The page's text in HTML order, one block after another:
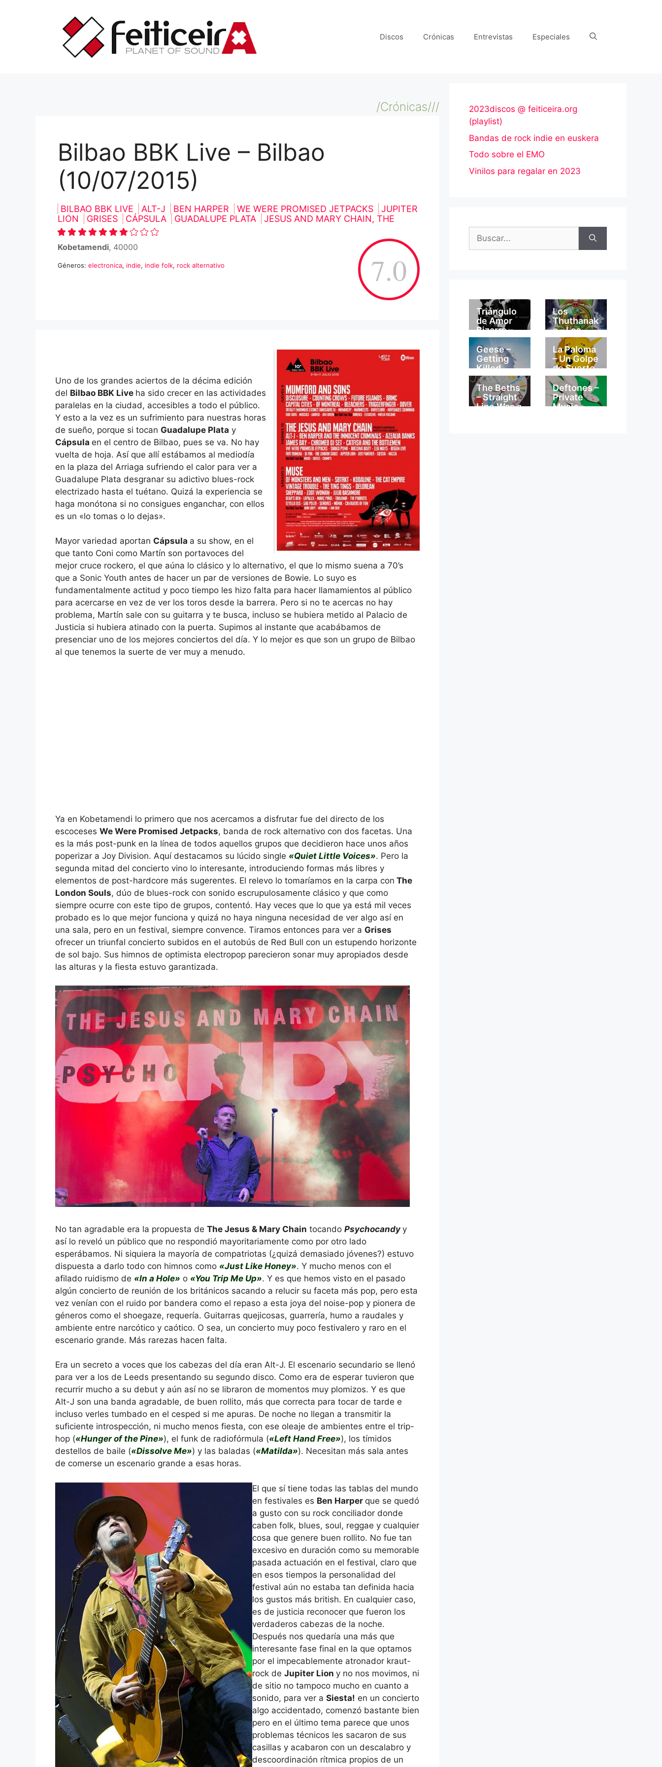
Discos Crónicas Entrevistas Especiales
/Crónicas///
Bilbao BBK Live – Bilbao
(10/07/2015)
BILBAO BBK LIVE ALT-J BEN HARPER WE WERE PROMISED JETPACKS
JUPITER
LION
GRISES CÁPSULA GUADALUPE PLATA JESUS AND MARY CHAIN, THE
7.0
Kobetamendi, 40000
Géneros: electronica, indie, indie folk, rock alternativo
Uno de los grandes aciertos de la décima edición
del Bilbao BBK Live ha sido crecer en las actividades
paralelas en la ciudad, accesibles a todo el público.
Y esto a la vez es un sufrimiento para nuestras horas
de sueño, porque si tocan Guadalupe Plata y
Cápsula en el centro de Bilbao, pues se va. No hay
vuelta de hoja. Así que allí estábamos al mediodía
en la plaza del Arriaga sufriendo el calor para ver a
Guadalupe Plata desgranar su adictivo blues-rock
electrizado hasta el tuétano. Quizá la experiencia se
haga monótona si no consigues enganchar, con ellos
es un «lo tomas o lo dejas».
Mayor variedad aportan Cápsula a su show, en el
que tanto Coni como Martín son portavoces del
mejor cruce rockero, el que aúna lo clásico y lo alternativo, el que lo mismo suena a 70’s
que a Sonic Youth antes de hacer un par de versiones de Bowie. Lo suyo es
fundamentalmente actitud y poco tiempo les hizo falta para hacer llamamientos al público
para acercarse en vez de ver los toros desde la barrera. Pero si no te acercas no hay
problema, Martín sale con su guitarra y te busca, incluso se hubiera metido al Palacio de
Justicia si hubiera atinado con la puerta. Supimos al instante que acabábamos de
presenciar uno de los mejores conciertos del día. Y lo mejor es que son un grupo de Bilbao
al que tenemos la suerte de ver muy a menudo.
Ya en Kobetamendi lo primero que nos acercamos a disfrutar fue del directo de los
escoceses We Were Promised Jetpacks, banda de rock alternativo con dos facetas. Una
es la más post-punk en la línea de todos aquellos grupos que decidieron hace unos años
poperizar a Joy Division. Aquí destacamos su lúcido single «Quiet Little Voices». Pero la
segunda mitad del concierto vino lo interesante, introduciendo formas más libres y
elementos de post-hardcore más sugerentes. El relevo lo tomaríamos en la carpa con The
London Souls, dúo de blues-rock con sonido escrupulosamente clásico y que como
siempre ocurre con este tipo de grupos, contentó. Hay veces que lo que ya está mil veces
probado es lo que mejor funciona y quizá no haya ninguna necesidad de ver algo así en
una sala, pero en un festival, siempre convence. Tiramos entonces para ver a Grises
ofrecer un triunfal concierto subidos en el autobús de Red Bull con un estupendo horizonte
de sol bajo. Sus himnos de optimista electropop parecieron sonar muy apropiados desde
las alturas y la fiesta estuvo garantizada.
No tan agradable era la propuesta de The Jesus & Mary Chain tocando Psychocandyy
así lo reveló un público que no respondió mayoritariamente como por otro lado
esperábamos. Ni siquiera la mayoría de compatriotas (¿quizá demasiado jóvenes?) estuvo
dispuesta a darlo todo con himnos como «Just Like Honey». Y mucho menos con el
afilado ruidismo de «In a Hole» o «You Trip Me Up». Y es que hemos visto en el pasado
algún concierto de reunión de los británicos sacando a relucir su faceta más pop, pero esta
vez venían con el ruido por bandera como el repaso a esta joya del noise-pop y pionera de
géneros como el shoegaze, requería. Guitarras quejicosas, guarrería, humo a raudales y
ambiente entre narcótico y caótico. O sea, un concierto muy poco festivalero y raro en el
escenario grande. Más rarezas hacen falta.
Era un secreto a voces que los cabezas del día eran Alt-J. El escenario secundario se llenó
para ver a los de Leeds presentando su segundo disco. Como era de esperar tuvieron que
recurrir mucho a su debut y aún así no se libraron de momentos muy plomizos. Y es que
Alt-J son una banda agradable, de buen rollito, más que correcta para tocar de tarde e
incluso verles tumbado en el cesped si me apuras. De noche no llegan a transmitir la
suficiente introspección, ni mucho menos fiesta, con ese oleaje de ambientes entre el trip-
hop («Hunger of the Pine»), el funk de radiofórmula («Left Hand Free»), los tímidos
destellos de baile («Dissolve Me») y las baladas («Matilda»). Necesitan más sala antes
de comerse un escenario grande a esas horas.
El que sí tiene todas las tablas del mundo
en festivales es Ben Harper que se quedó
a gusto con su rock conciliador donde
caben folk, blues, soul, reggae y cualquier
cosa que genere buen rollito. No fue tan
excesivo en duración como su memorable
pasada actuación en el festival, claro que
en esos tiempos la personalidad del
festival aún no estaba tan definida hacia
los gustos más british. En cualquier caso,
es de justicia reconocer que fueron los
verdaderos cabezas de la noche.
Después nos quedaría una más que
interesante fase final en la que optamos
por el impecablemente atronador kraut-
rock de Jupiter Lion y no nos movimos, ni
de sitio no tampoco mucho en cuanto a
sonido, para ver a Siesta! en un concierto
algo accidentado, comenzó bastante bien
pero en el último tema parece que unos
problemas técnicos les sacaron de sus
casillas y acabaron con un descalabro y
descoordinación rítmica propios de un
2023discos @ feiticeira.org
(playlist)
Bandas de rock indie en euskera
Todo sobre el EMO
Vinilos para regalar en 2023
Triángulo
de Amor
Bizarro –
Mi
Catedral
Los
Thuthanak
a – Los
Thuthanak
a
Geese –
Getting
Killed
La Paloma
– Un Golpe
de Suerte
The Beths
– Straight
Line Was a
Deftones –
Private
Music